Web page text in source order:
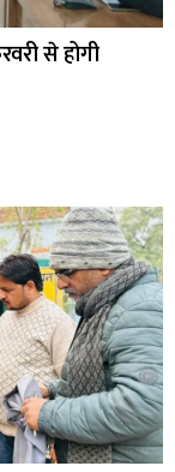
से होगी